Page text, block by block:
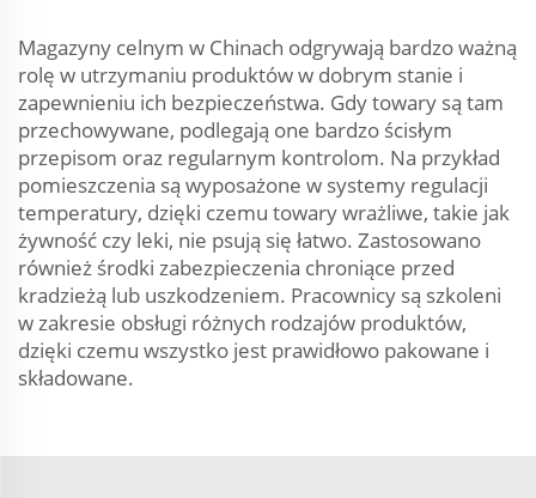
Magazyny celnym w Chinach odgrywają bardzo ważną
rolę w utrzymaniu produktów w dobrym stanie i
zapewnieniu ich bezpieczeństwa. Gdy towary są tam
przechowywane, podlegają one bardzo ścisłym
przepisom oraz regularnym kontrolom. Na przykład
pomieszczenia są wyposażone w systemy regulacji
temperatury, dzięki czemu towary wrażliwe, takie jak
żywność czy leki, nie psują się łatwo. Zastosowano
również środki zabezpieczenia chroniące przed
kradzieżą lub uszkodzeniem. Pracownicy są szkoleni
w zakresie obsługi różnych rodzajów produktów,
dzięki czemu wszystko jest prawidłowo pakowane i
składowane.